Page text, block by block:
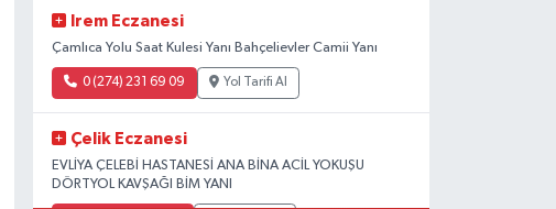
Irem Eczanesi
Çamlıca Yolu Saat Kulesi Yanı Bahçelievler Camii Yanı
0 (274) 231 69 09 Yol Tarifi Al
Çelik Eczanesi
EVLİYA ÇELEBİ HASTANESİ ANA BİNA ACİL YOKUŞU
DÖRTYOL KAVŞAĞI BİM YANI